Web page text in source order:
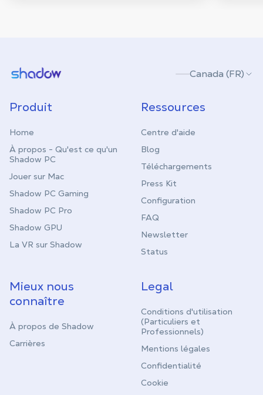
Shadow.tech Canada (FR)
Produit
Home
À propos - Qu'est ce qu'un
Shadow PC
Jouer sur Mac
Shadow PC Gaming
Shadow PC Pro
Shadow GPU
La VR sur Shadow
Ressources
Centre d'aide
Blog
Téléchargements
Press Kit
Configuration
FAQ
Newsletter
Status
Mieux nous
connaître
À propos de Shadow
Carrières
Legal
Conditions d'utilisation
(Particuliers et
Professionnels)
Mentions légales
Confidentialité
Cookie